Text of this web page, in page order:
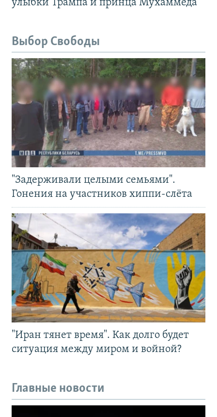
улыбки Трампа и принца Мухаммеда
Выбор Свободы
"Задерживали целыми семьями".
Гонения на участников хиппи-слёта
"Иран тянет время". Как долго будет
ситуация между миром и войной?
Главные новости